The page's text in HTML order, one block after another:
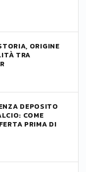
ORIGINE
TRA
DEPOSITO
COME
PRIMA DI